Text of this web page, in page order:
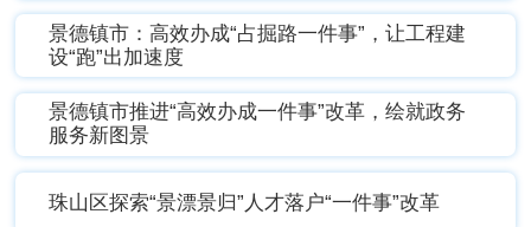
义务教育入学 社会保障卡居民服务
景德镇市：高效办成“占掘路一件事”，让工程建
设“跑”出加速度
景德镇市推进“高效办成一件事”改革，绘就政务
服务新图景
珠山区探索“景漂景归”人才落户“一件事”改革